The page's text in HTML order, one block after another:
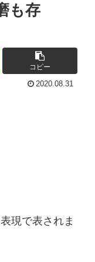
も存
コピー
2020.08.31
現で表されま